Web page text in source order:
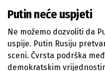
Putin neće uspjeti
Ne možemo dozvoliti da
uspije. Putin Rusiju
sceni. Čvrsta podrška
demokratskim